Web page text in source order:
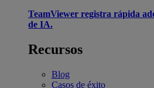
TeamViewer registra rápida
de IA.
Recursos
Blog
Casos de éxito